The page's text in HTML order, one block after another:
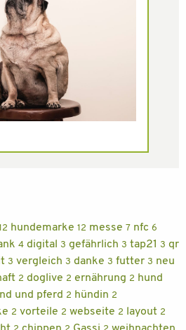
hundemarke 12 messe 7 nfc 6
4 digital 3 gefährlich 3 tap21 3 qr
3 vergleich 3 danke 3 futter 3 neu
2 doglive 2 ernährung 2 hund
und pferd 2 hündin 2
2 vorteile 2 webseite 2 layout 2